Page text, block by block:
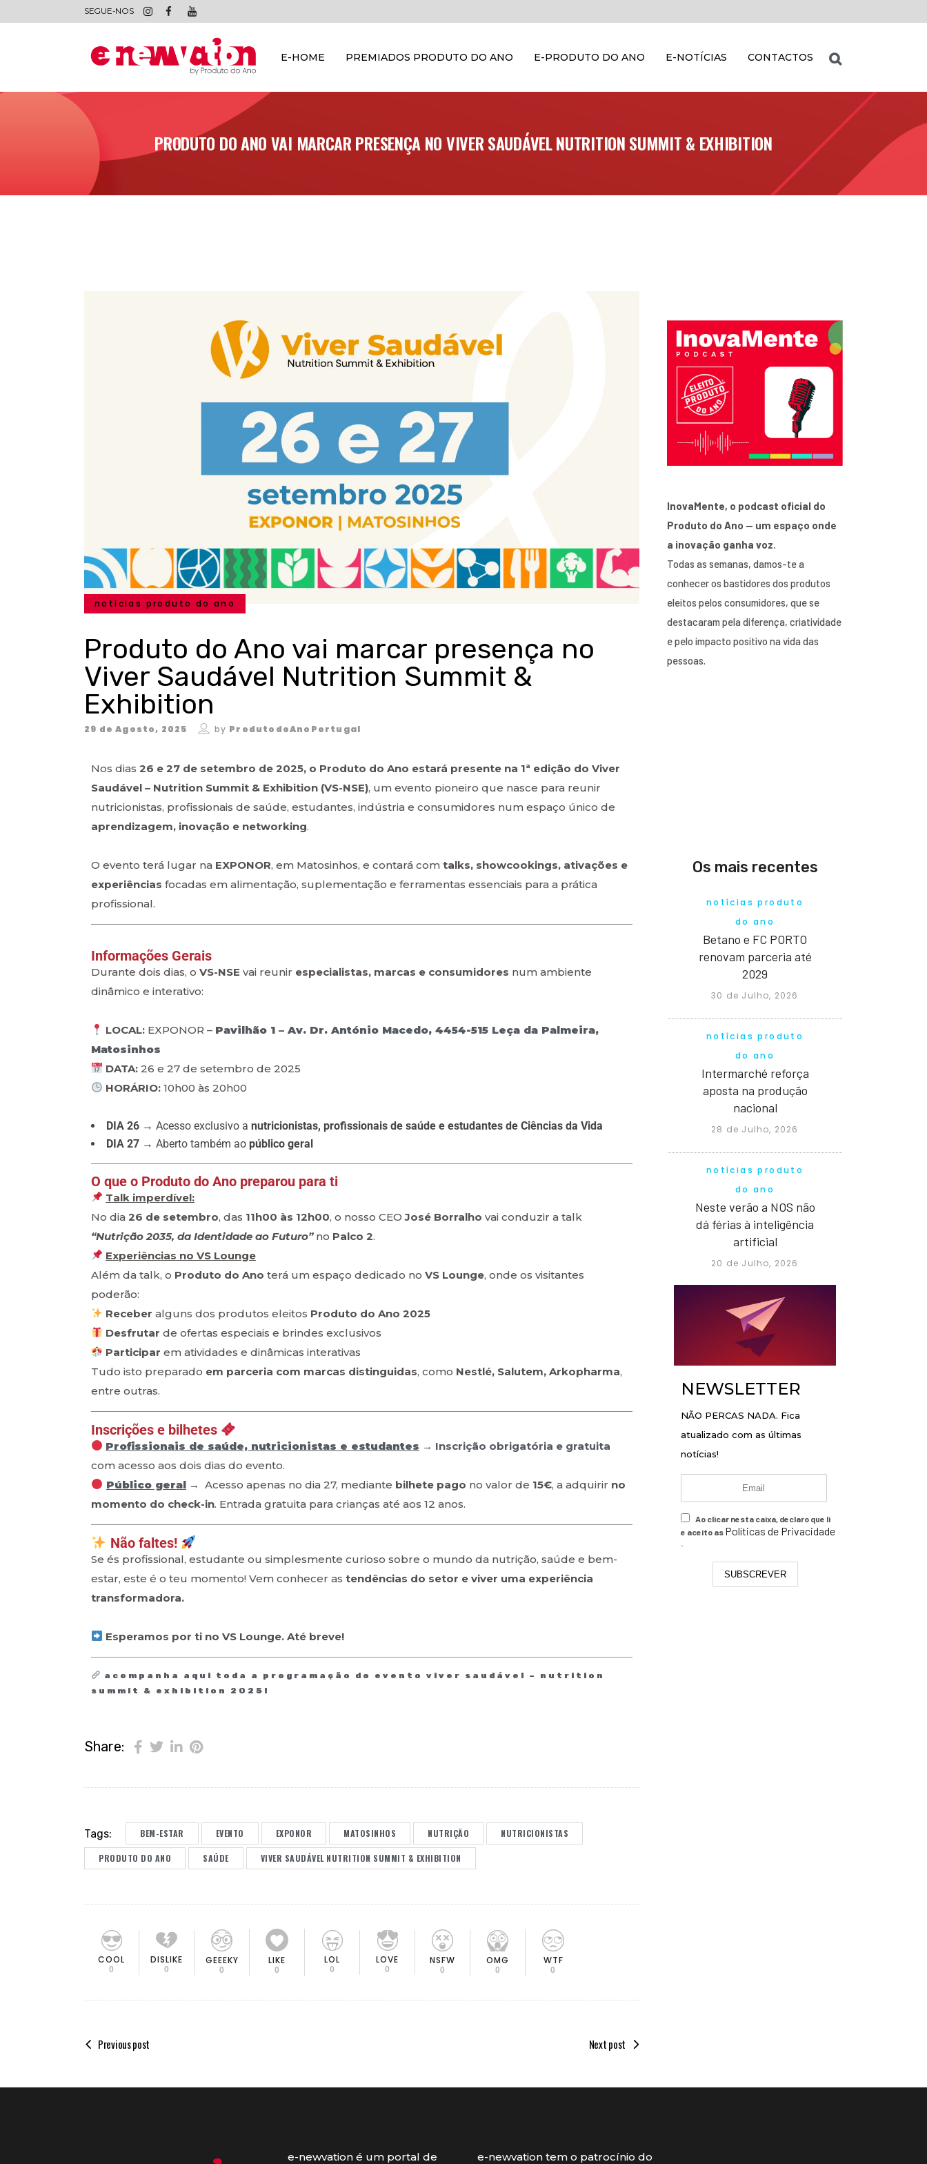
SEGUE-NOS
E-HOME PREMIADOS PRODUTO DO ANO E-PRODUTO DO ANO E-NOTÍCIAS CONTACTOS
PRODUTO DO ANO VAI MARCAR PRESENÇA NO VIVER SAUDÁVEL NUTRITION SUMMIT & EXHIBITION
notícias produto do ano
Produto do Ano vai marcar presença no
Viver Saudável Nutrition Summit &
Exhibition
29 de Agosto, 2025 by ProdutodoAnoPortugal
Nos dias 26 e 27 de setembro de 2025, o Produto do Ano estará presente na 1ª edição do Viver
Saudável – Nutrition Summit & Exhibition (VS-NSE), um evento pioneiro que nasce para reunir
nutricionistas, profissionais de saúde, estudantes, indústria e consumidores num espaço único de
aprendizagem, inovação e networking.
O evento terá lugar na EXPONOR, em Matosinhos, e contará com talks, showcookings, ativações e
experiências focadas em alimentação, suplementação e ferramentas essenciais para a prática
profissional.
Informações Gerais
Durante dois dias, o VS-NSE vai reunir especialistas, marcas e consumidores num ambiente
dinâmico e interativo:
LOCAL: EXPONOR – Pavilhão 1 – Av. Dr. António Macedo, 4454-515 Leça da Palmeira,
Matosinhos
DATA: 26 e 27 de setembro de 2025
HORÁRIO: 10h00 às 20h00
DIA 26 → Acesso exclusivo a nutricionistas, profissionais de saúde e estudantes de Ciências da Vida
DIA 27 → Aberto também ao público geral
O que o Produto do Ano preparou para ti
Talk imperdível:
No dia 26 de setembro, das 11h00 às 12h00, o nosso CEOJosé Borralho vai conduzir a talk
“Nutrição 2035, da Identidade ao Futuro”no Palco 2.
Experiências no VS Lounge
Além da talk, o Produto do Ano terá um espaço dedicado no VS Lounge, onde os visitantes
poderão:
Receber alguns dos produtos eleitos Produto do Ano 2025
Desfrutar de ofertas especiais e brindes exclusivos
Participar em atividades e dinâmicas interativas
Tudo isto preparado em parceria com marcas distinguidas, como Nestlé, Salutem, Arkopharma,
entre outras.
Inscrições e bilhetes
Profissionais de saúde, nutricionistas e estudantes → Inscrição obrigatória e gratuita
com acesso aos dois dias do evento.
Público geral → Acesso apenas no dia 27, mediante bilhete pago no valor de 15€, a adquirir no
momento do check-in. Entrada gratuita para crianças até aos 12 anos.
Não faltes!
Se és profissional, estudante ou simplesmente curioso sobre o mundo da nutrição, saúde e bem-
estar, este é o teu momento! Vem conhecer as tendências do setor e viver uma experiência
transformadora.
Esperamos por ti no VS Lounge. Até breve!
acompanha aqui toda a programação do evento viver saudável – nutrition
summit & exhibition 2025!
Share:
Tags: BEM-ESTAR EVENTO EXPONOR MATOSINHOS NUTRIÇÃO NUTRICIONISTAS
PRODUTO DO ANO SAÚDE VIVER SAUDÁVEL NUTRITION SUMMIT & EXHIBITION
COOL
0
DISLIKE
0
GEEEKY
0
LIKE
0
LOL
0
LOVE
0
NSFW
0
OMG
0
WTF
0
Previous post Next post
InovaMente, o podcast oficial do
Produto do Ano — um espaço onde
a inovação ganha voz.
Todas as semanas, damos-te a
conhecer os bastidores dos produtos
eleitos pelos consumidores, que se
destacaram pela diferença, criatividade
e pelo impacto positivo na vida das
pessoas.
Os mais recentes
notícias produto
do ano
Betano e FC PORTO
renovam parceria até
2029
30 de Julho, 2026
notícias produto
do ano
Intermarché reforça
aposta na produção
nacional
28 de Julho, 2026
notícias produto
do ano
Neste verão a NOS não
dá férias à inteligência
artificial
20 de Julho, 2026
NEWSLETTER
NÃO PERCAS NADA. Fica
atualizado com as últimas
notícias!
Ao clicar nesta caixa, declaro que li
e aceito as Políticas de Privacidade
.
SUBSCREVER
e-newvation é um portal de e-newvation tem o patrocínio do